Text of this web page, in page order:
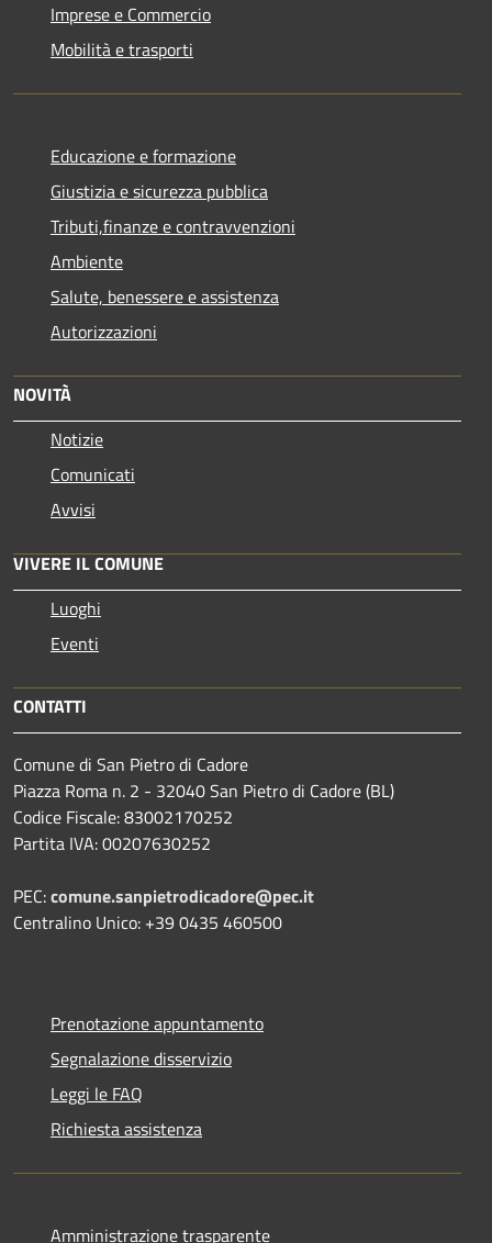
Imprese e Commercio
Mobilità e trasporti
Educazione e formazione
Giustizia e sicurezza pubblica
Tributi,finanze e contravvenzioni
Ambiente
Salute, benessere e assistenza
Autorizzazioni
NOVITÀ
Notizie
Comunicati
Avvisi
VIVERE IL COMUNE
Luoghi
Eventi
CONTATTI
Comune di San Pietro di Cadore
Piazza Roma n. 2 - 32040 San Pietro di Cadore (BL)
Codice Fiscale: 83002170252
Partita IVA: 00207630252
PEC:comune.sanpietrodicadore@pec.it
Centralino Unico: +39 0435 460500
Prenotazione appuntamento
Segnalazione disservizio
Leggi le FAQ
Richiesta assistenza
Amministrazione trasparente